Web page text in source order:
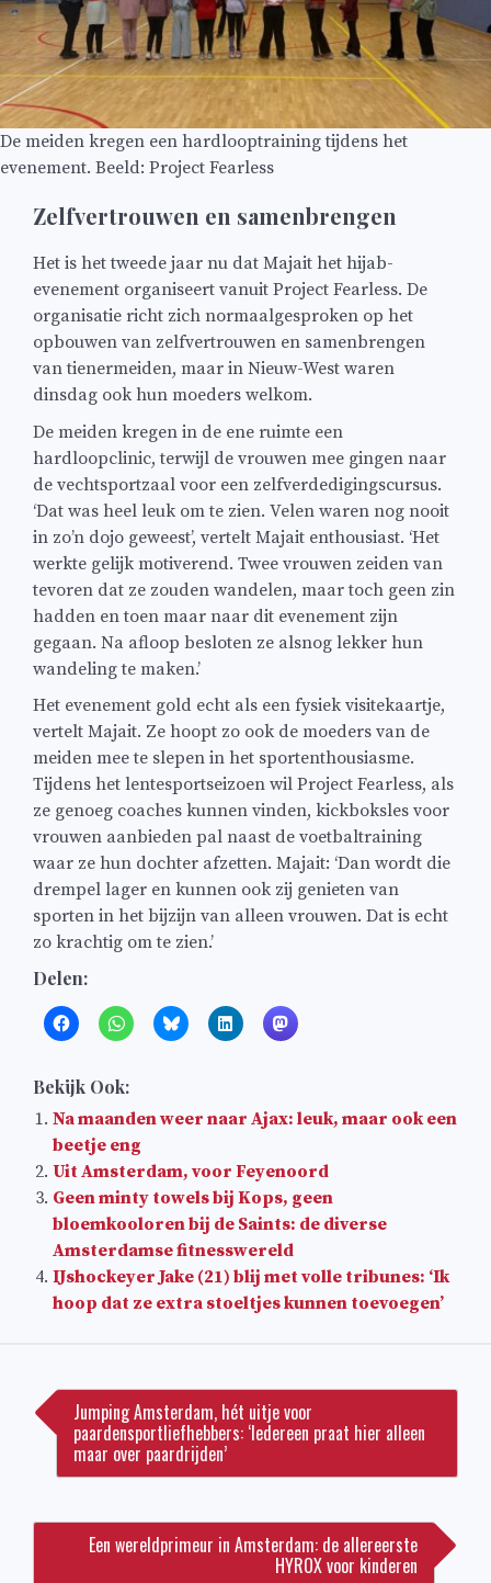
De meiden kregen een hardlooptraining tijdens het
evenement. Beeld: Project Fearless
Zelfvertrouwen en samenbrengen
Het is het tweede jaar nu dat Majait het hijab-
evenement organiseert vanuit Project Fearless. De
organisatie richt zich normaalgesproken op het
opbouwen van zelfvertrouwen en samenbrengen
van tienermeiden, maar in Nieuw-West waren
dinsdag ook hun moeders welkom.
De meiden kregen in de ene ruimte een
hardloopclinic, terwijl de vrouwen mee gingen naar
de vechtsportzaal voor een zelfverdedigingscursus.
‘Dat was heel leuk om te zien. Velen waren nog nooit
in zo’n dojo geweest’, vertelt Majait enthousiast. ‘Het
werkte gelijk motiverend. Twee vrouwen zeiden van
tevoren dat ze zouden wandelen, maar toch geen zin
hadden en toen maar naar dit evenement zijn
gegaan. Na afloop besloten ze alsnog lekker hun
wandeling te maken.’
Het evenement gold echt als een fysiek visitekaartje,
vertelt Majait. Ze hoopt zo ook de moeders van de
meiden mee te slepen in het sportenthousiasme.
Tijdens het lentesportseizoen wil Project Fearless, als
ze genoeg coaches kunnen vinden, kickboksles voor
vrouwen aanbieden pal naast de voetbaltraining
waar ze hun dochter afzetten. Majait: ‘Dan wordt die
drempel lager en kunnen ook zij genieten van
sporten in het bijzijn van alleen vrouwen. Dat is echt
zo krachtig om te zien.’
Delen:
Bekijk Ook:
Na maanden weer naar Ajax: leuk, maar ook een
beetje eng
Uit Amsterdam, voor Feyenoord
Geen minty towels bij Kops, geen
bloemkooloren bij de Saints: de diverse
Amsterdamse fitnesswereld
IJshockeyer Jake (21) blij met volle tribunes: ‘Ik
hoop dat ze extra stoeltjes kunnen toevoegen’
navigatie
Jumping Amsterdam, hét uitje voor
paardensportliefhebbers: ‘Iedereen praat hier alleen
maar over paardrijden’
Een wereldprimeur in Amsterdam: de allereerste
HYROX voor kinderen